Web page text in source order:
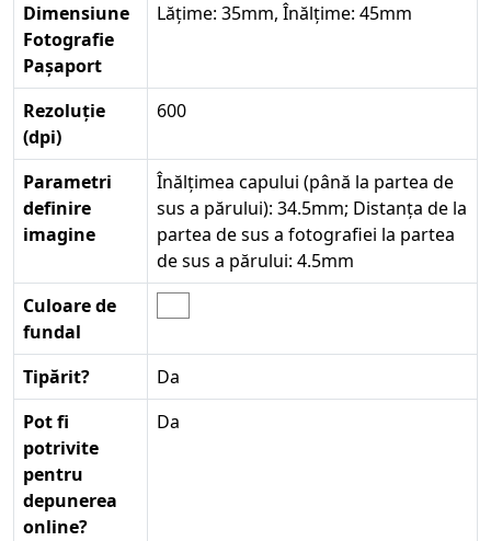
Dimensiune
Fotografie
Pașaport
Lățime: 35mm, Înălțime: 45mm
Rezoluție
(dpi)
600
Parametri
definire
imagine
Înălțimea capului (până la partea de
sus a părului): 34.5mm; Distanța de la
partea de sus a fotografiei la partea
de sus a părului: 4.5mm
Culoare de
fundal
Tipărit?
Da
Pot fi
potrivite
pentru
depunerea
online?
Da